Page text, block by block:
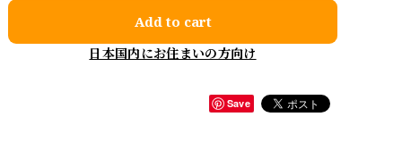
Add to cart
日本国内にお住まいの方向け
Save